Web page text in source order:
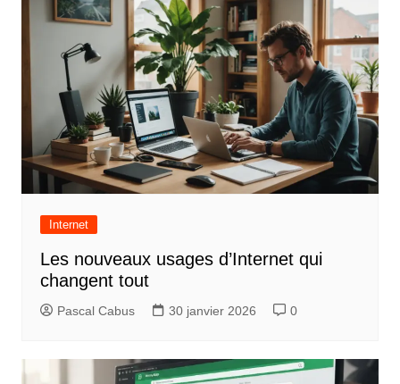
c
e
Internet
Les nouveaux usages d’Internet qui
changent tout
Pascal Cabus 30 janvier 2026 0